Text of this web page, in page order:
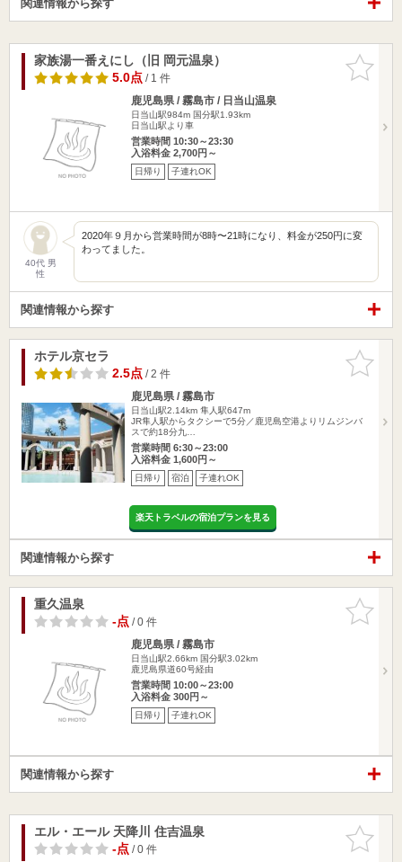
関連情報から探す
お気に入
りに追加
家族湯一番えにし（旧 岡元温泉）
5.0点/ 1 件
鹿児島県 / 霧島市 / 日当山温泉
日当山駅984m 国分駅1.93km
日当山駅より車
営業時間 10:30～23:30
入浴料金 2,700円～
日帰り 子連れOK
40代 男
性
2020年９月から営業時間が8時〜21時になり、料金が250円に変
わってました。
関連情報から探す
お気に入
りに追加
ホテル京セラ
2.5点/ 2 件
鹿児島県 / 霧島市
日当山駅2.14km 隼人駅647m
JR隼人駅からタクシーで5分／鹿児島空港よりリムジンバ
スで約18分九…
営業時間 6:30～23:00
入浴料金 1,600円～
日帰り 宿泊 子連れOK
楽天トラベルの宿泊プランを見る
関連情報から探す
お気に入
りに追加
重久温泉
-点/ 0 件
鹿児島県 / 霧島市
日当山駅2.66km 国分駅3.02km
鹿児島県道60号経由
営業時間 10:00～23:00
入浴料金 300円～
日帰り 子連れOK
関連情報から探す
お気に入
りに追加
エル・エール 天降川 住吉温泉
-点/ 0 件